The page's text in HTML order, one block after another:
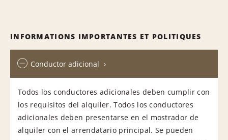
INFORMATIONS IMPORTANTES ET POLITIQUES
Conductor adicional
Todos los conductores adicionales deben cumplir con
los requisitos del alquiler. Todos los conductores
adicionales deben presentarse en el mostrador de
alquiler con el arrendatario principal. Se pueden